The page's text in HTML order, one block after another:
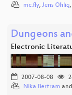
mc.fly, Jens Ohlig,
Dungeons
Electronic
2007-08-08
Nika Bertram and